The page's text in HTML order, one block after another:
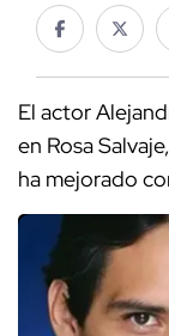
El actor
en Rosa
ha mejorado